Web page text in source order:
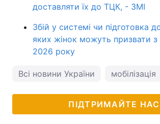
доставляти їх до ТЦК, - ЗМІ
Збій у системі чи підготовка до
яких жінок можуть призвати з
2026 року
Всі новини України мобілізація
ПІДТРИМАЙТЕ НАС